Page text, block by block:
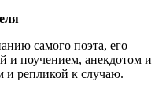
самого поэта, его
и поучением, анекдотом и
и репликой к случаю.